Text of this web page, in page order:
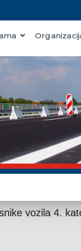
vozila 4.